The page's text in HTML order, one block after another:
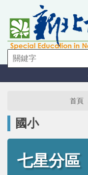
到
主
要
容
特教現況
鑑定安置
首頁
國小
七星分區